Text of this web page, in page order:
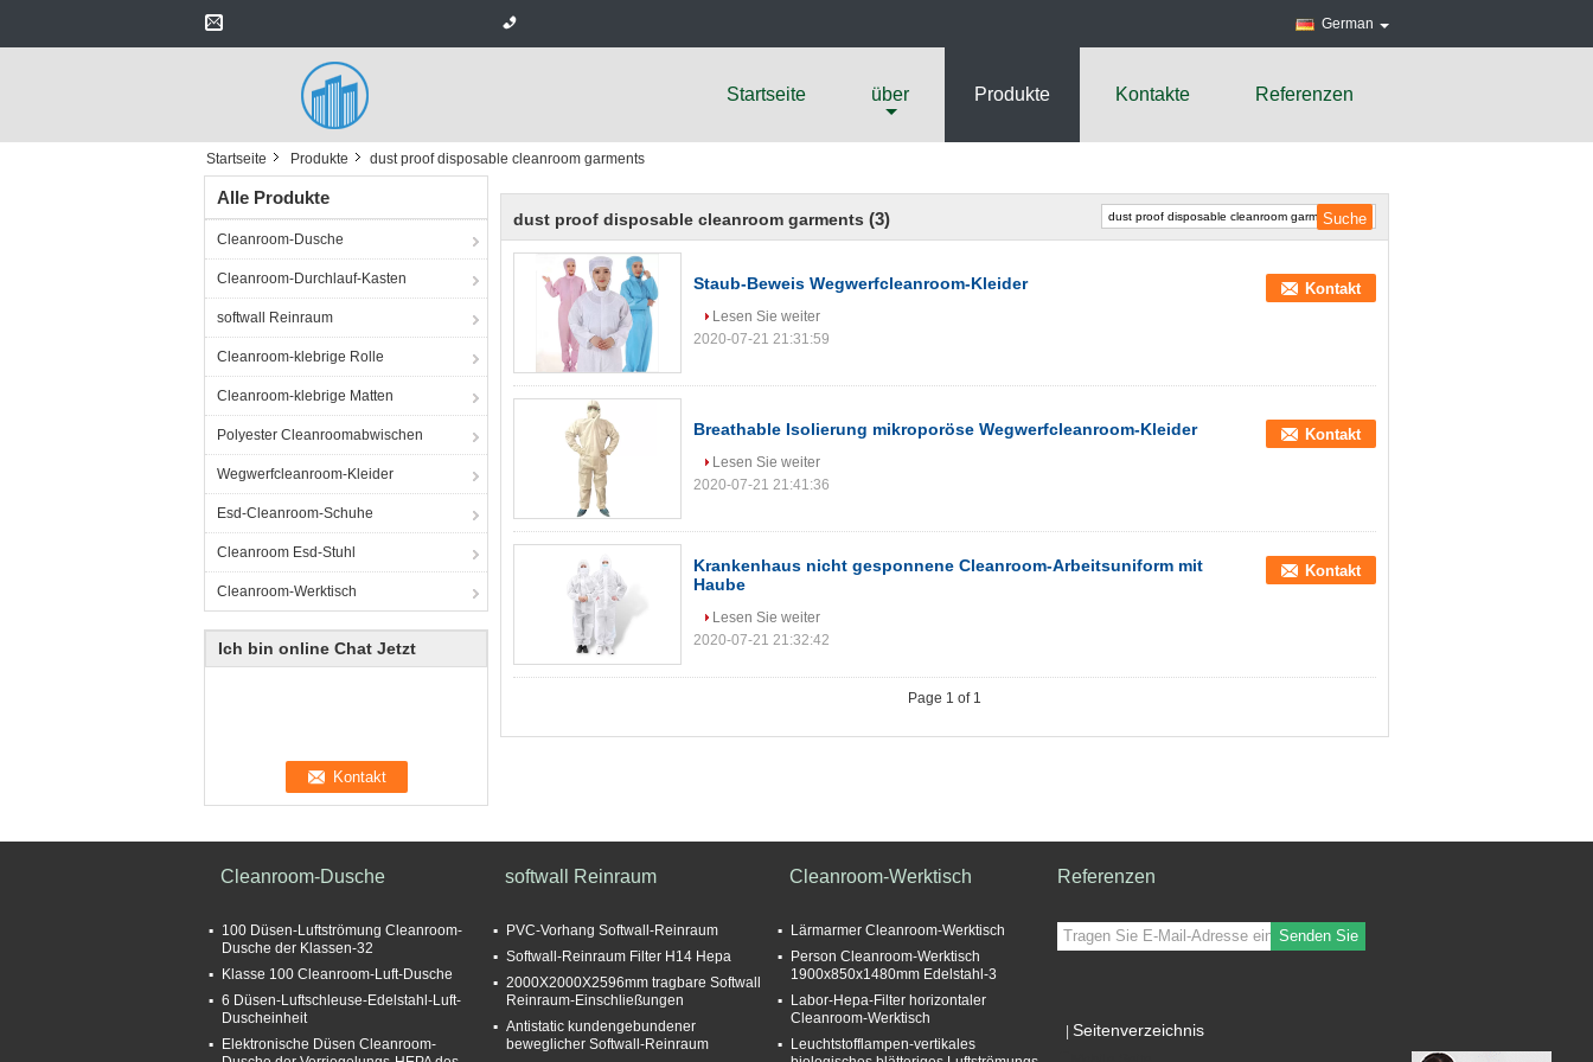
German
Startseite über Produkte Kontakte Referenzen
Startseite Produkte dust proof disposable cleanroom garments
Alle Produkte
Cleanroom-Dusche
Cleanroom-Durchlauf-Kasten
softwall Reinraum
Cleanroom-klebrige Rolle
Cleanroom-klebrige Matten
Polyester Cleanroomabwischen
Wegwerfcleanroom-Kleider
Esd-Cleanroom-Schuhe
Cleanroom Esd-Stuhl
Cleanroom-Werktisch
Ich bin online Chat Jetzt
dust proof disposable cleanroom garments (3)
Staub-Beweis Wegwerfcleanroom-Kleider Kontakt
Lesen Sie weiter
2020-07-21 21:31:59
Breathable Isolierung mikroporöse Wegwerfcleanroom-Kleider Kontakt
Lesen Sie weiter
2020-07-21 21:41:36
Krankenhaus nicht gesponnene Cleanroom-Arbeitsuniform mit
Haube
Kontakt
Lesen Sie weiter
2020-07-21 21:32:42
Page 1 of 1
Cleanroom-Dusche
100 Düsen-Luftströmung Cleanroom-
Dusche der Klassen-32
Klasse 100 Cleanroom-Luft-Dusche
6 Düsen-Luftschleuse-Edelstahl-Luft-
Duscheinheit
Elektronische Düsen Cleanroom-
softwall Reinraum
PVC-Vorhang Softwall-Reinraum
Softwall-Reinraum Filter H14 Hepa
2000X2000X2596mm tragbare Softwall
Reinraum-Einschließungen
Antistatic kundengebundener
beweglicher Softwall-Reinraum
Cleanroom-Werktisch
Lärmarmer Cleanroom-Werktisch
Person Cleanroom-Werktisch
1900x850x1480mm Edelstahl-3
Labor-Hepa-Filter horizontaler
Cleanroom-Werktisch
Leuchtstofflampen-vertikales
Referenzen
Senden Sie
| Seitenverzeichnis